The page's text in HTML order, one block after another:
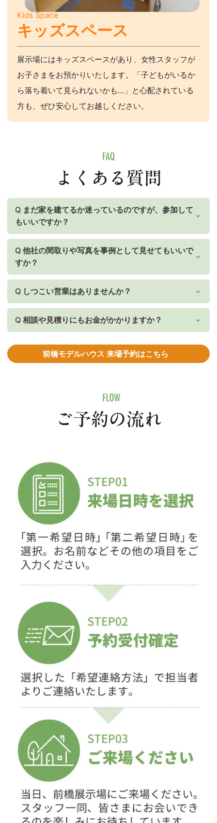
Kids Space
キッズスペース
展示場にはキッズスペースがあり、女性スタッフが
お子さまをお預かりいたします。「子どもがいるか
ら落ち着いて見られないかも…」と心配されている
方も、ぜひ安心してお越しください。
Q まだ家を建てるか迷っているのですが、参加して
もいいですか？
Q 他社の間取りや写真を事例として見せてもいいで
すか？
Q しつこい営業はありませんか？
Q 相談や見積りにもお金がかかりますか？
前橋モデルハウス 来場予約はこちら